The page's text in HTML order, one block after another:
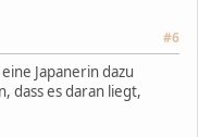
#6
Japanerin dazu
dass es daran liegt,